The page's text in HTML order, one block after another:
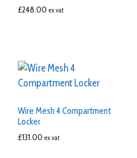
£248.00 ex vat
Wire Mesh 4 Compartment
Locker
£131.00 ex vat